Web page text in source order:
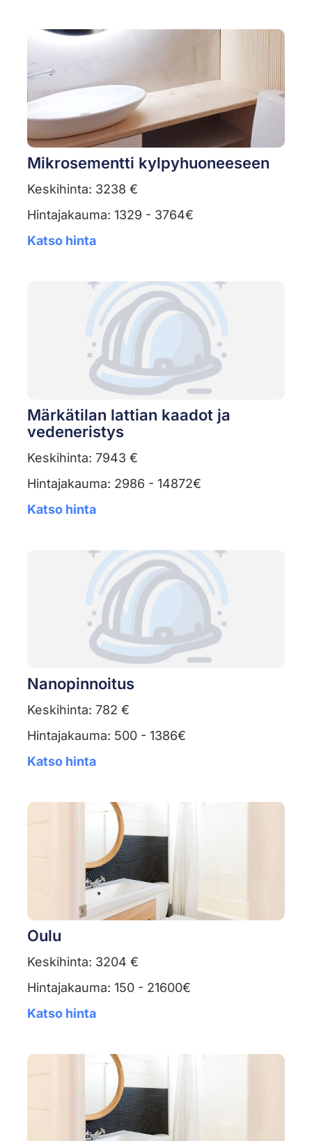
Mikrosementti kylpyhuoneeseen
Keskihinta: 3238 €
Hintajakauma: 1329 - 3764€
Katso hinta
Märkätilan lattian kaadot ja
vedeneristys
Keskihinta: 7943 €
Hintajakauma: 2986 - 14872€
Katso hinta
Nanopinnoitus
Keskihinta: 782 €
Hintajakauma: 500 - 1386€
Katso hinta
Oulu
Keskihinta: 3204 €
Hintajakauma: 150 - 21600€
Katso hinta